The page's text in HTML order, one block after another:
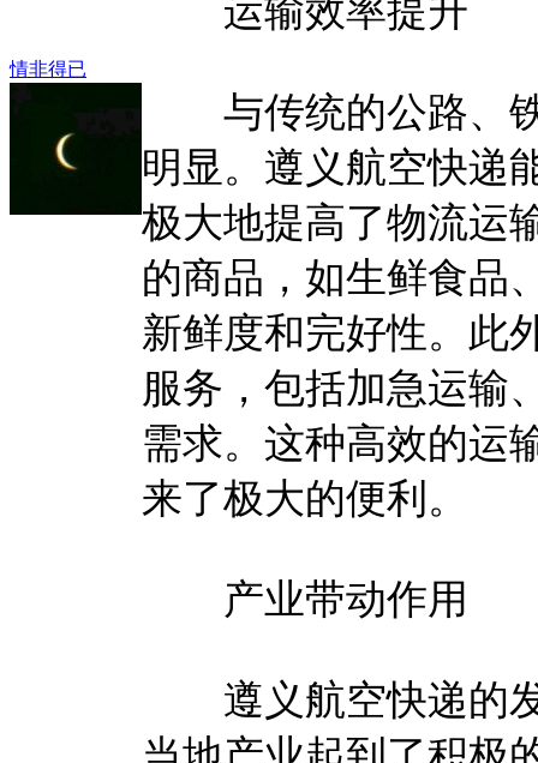
情非得已
运输效率提升
与传统的公路、铁
明显。遵义航空快递
极大地提高了物流运
的商品，如生鲜食品
新鲜度和完好性。此
服务，包括加急运输
需求。这种高效的运
来了极大的便利。
产业带动作用
遵义航空快递的发